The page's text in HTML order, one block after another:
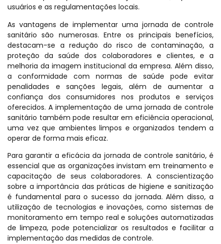
usuários e as regulamentações locais.
As vantagens de implementar uma jornada de controle
sanitário são numerosas. Entre os principais benefícios,
destacam-se a redução do risco de contaminação, a
proteção da saúde dos colaboradores e clientes, e a
melhoria da imagem institucional da empresa. Além disso,
a conformidade com normas de saúde pode evitar
penalidades e sanções legais, além de aumentar a
confiança dos consumidores nos produtos e serviços
oferecidos. A implementação de uma jornada de controle
sanitário também pode resultar em eficiência operacional,
uma vez que ambientes limpos e organizados tendem a
operar de forma mais eficaz.
Para garantir a eficácia da jornada de controle sanitário, é
essencial que as organizações invistam em treinamento e
capacitação de seus colaboradores. A conscientização
sobre a importância das práticas de higiene e sanitização
é fundamental para o sucesso da jornada. Além disso, a
utilização de tecnologias e inovações, como sistemas de
monitoramento em tempo real e soluções automatizadas
de limpeza, pode potencializar os resultados e facilitar a
implementação das medidas de controle.